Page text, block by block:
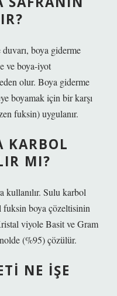
boya giderme
ve boya-iyot
olur. Boya giderme
boyamak için bir karşı
fuksin) uygulanır.
KARBOL
MI?
kullanılır. Sulu karbol
fuksin boya çözeltisinin
viyole Basit ve Gram
(%95) çözülür.
NE IŞE